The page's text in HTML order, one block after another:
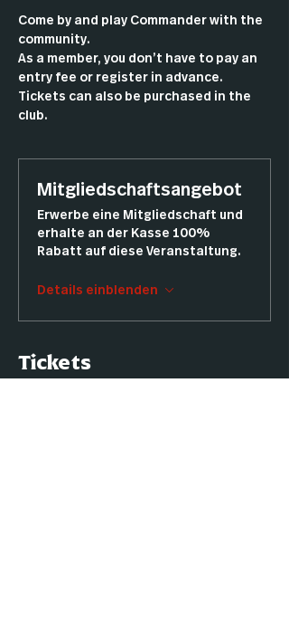
Come by and play Commander with the
community.
As a member, you don’t have to pay an
entry fee or register in advance.
Tickets can also be purchased in the
club.
Mitgliedschaftsangebot
Erwerbe eine Mitgliedschaft und
erhalte an der Kasse 100%
Rabatt auf diese Veranstaltung.
Details einblenden
Tickets